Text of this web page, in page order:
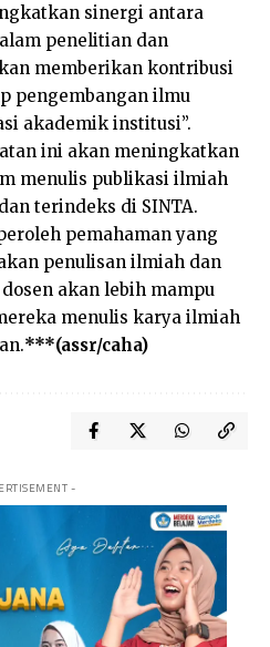
sinergi antara
penelitian dan
memberikan kontribusi
pengembangan ilmu
akademik institusi”.
ini akan meningkatkan
menulis publikasi ilmiah
terindeks di SINTA.
pemahaman yang
penulisan ilmiah dan
akan lebih mampu
menulis karya ilmiah
***(assr/caha)
-